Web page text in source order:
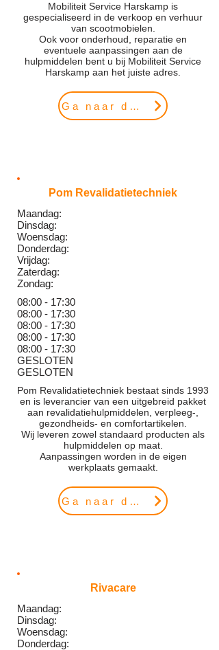
Mobiliteit Service Harskamp is
gespecialiseerd in de verkoop en verhuur
van scootmobielen.
Ook voor onderhoud, reparatie en
eventuele aanpassingen aan de
hulpmiddelen bent u bij Mobiliteit Service
Harskamp aan het juiste adres.
Ga naar de website
Pom Revalidatietechniek
Maandag:
Dinsdag:
Woensdag:
Donderdag:
Vrijdag:
Zaterdag:
Zondag:
08:00 - 17:30
08:00 - 17:30
08:00 - 17:30
08:00 - 17:30
08:00 - 17:30
GESLOTEN
GESLOTEN
Pom Revalidatietechniek bestaat sinds 1993
en is leverancier van een uitgebreid pakket
aan revalidatiehulpmiddelen, verpleeg-,
gezondheids- en comfortartikelen.
Wij leveren zowel standaard producten als
hulpmiddelen op maat.
Aanpassingen worden in de eigen
werkplaats gemaakt.
Ga naar de website
Rivacare
Maandag:
Dinsdag:
Woensdag:
Donderdag: